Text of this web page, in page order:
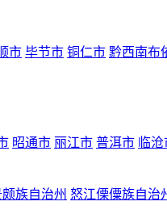
市 毕节市 铜仁市 黔西南布
昭通市 丽江市 普洱市 临
族自治州 怒江傈僳族自治